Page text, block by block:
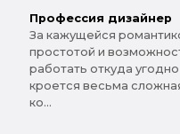
Профессия дизайнер
За кажущейся
простотой и
работать откуда угодно
кроется весьма
ко...